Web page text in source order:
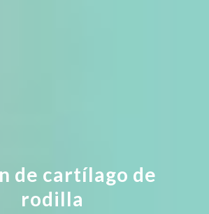
de cartílago de
rodilla